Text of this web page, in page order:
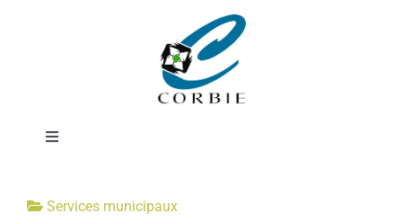
Toggle
Relais Assistants
Maternels
Services municipaux